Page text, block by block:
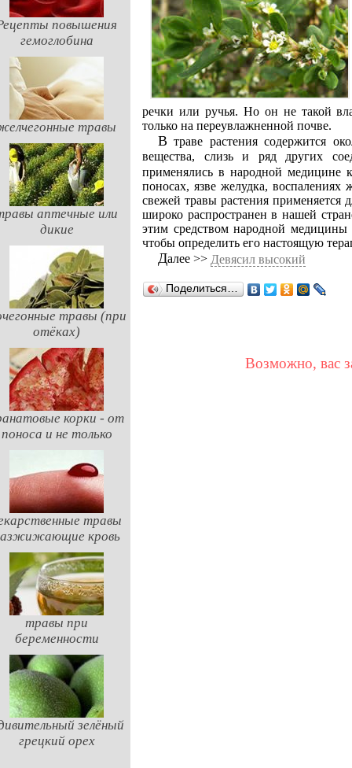
повышения
гемоглобина
травы
аптечные или
дикие
травы (при
отёках)
корки - от
поноса и не только
травы
кровь
травы при
беременности
зелёный
грецкий орех
речки или ручья. Но он не такой
только на переувлажненной почве.
В траве растения содержится
вещества, слизь и ряд других
применялись в народной медицине
поносах, язве желудка,
свежей травы растения
широко распространен в нашей
этим средством народной
чтобы определить его настоящую
Далее >> Девясил высокий
Поделиться…
Возможно, вас